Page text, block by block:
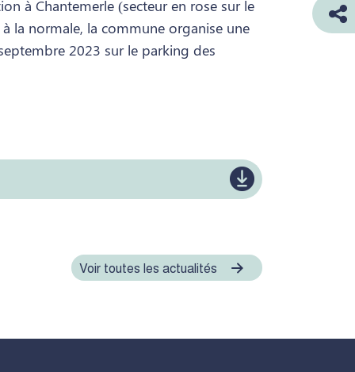
à Chantemerle (secteur en rose sur le
la normale, la commune organise une
2023 sur le parking des
Voir toutes les actualités